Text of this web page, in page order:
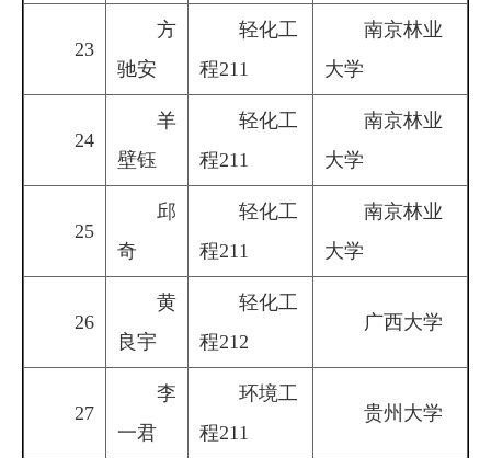
23
方
驰安
轻化工
程211
南京林业
大学
24
羊
壁钰
轻化工
程211
南京林业
大学
25
邱
奇
轻化工
程211
南京林业
大学
26
黄
良宇
轻化工
程212
广西大学
27
李
一君
环境工
程211
贵州大学